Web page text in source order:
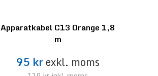
Apparatkabel C13 Orange 1,8
m
95 krexkl. moms